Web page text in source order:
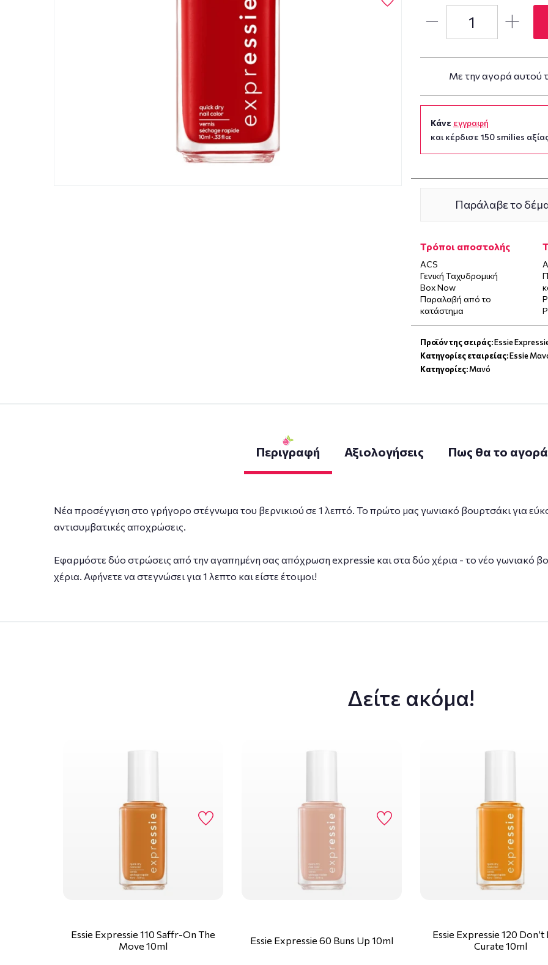
Με την αγορά αυτού
Κάνε εγγραφή
και κέρδισε 150 smilies
Παράλαβε το
Τρόποι αποστολής
ACS
Γενική Ταχυδρομική
Box Now
Παραλαβή από το
κατάστημα
Προϊόν της σειράς:Essie
Κατηγορίες εταιρείας:Essie
Κατηγορίες:Μανό
Περιγραφή Αξιολογήσεις Πως θα το
Νέα προσέγγιση στο γρήγορο στέγνωμα του βερνικιού σε 1 λεπτό. Το πρώτο μας γωνιακό βουρτσάκι για
αντισυμβατικές αποχρώσεις.
Εφαρμόστε δύο στρώσεις από την αγαπημένη σας απόχρωση expressie και στα δύο χέρια - το νέο γωνιακό
χέρια. Αφήνετε να στεγνώσει για 1 λεπτο και είστε έτοιμοι!
Δείτε ακόμα!
Essie Expressie 110 Saffr-On The
Move 10ml
Essie Expressie 60 Buns Up 10ml
Essie Expressie 120
Curate 10ml